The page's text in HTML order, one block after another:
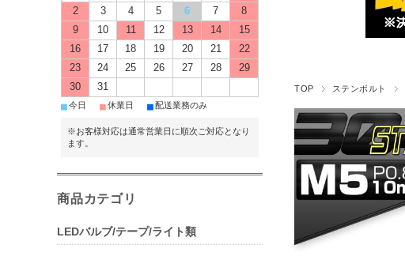
TOP ステンボルト
2
3 4 5 6 7
8
9
10 11 12 13 14
15
16
17 18 19 20 21
22
23
24 25 26 27 28
29
30
31
■今日 ■休業日 ■配送業務のみ
※お客様対応は通常営業日に順次ご対応となり
ます。
商品カテゴリ
LEDバルブ/テープ/ライト類